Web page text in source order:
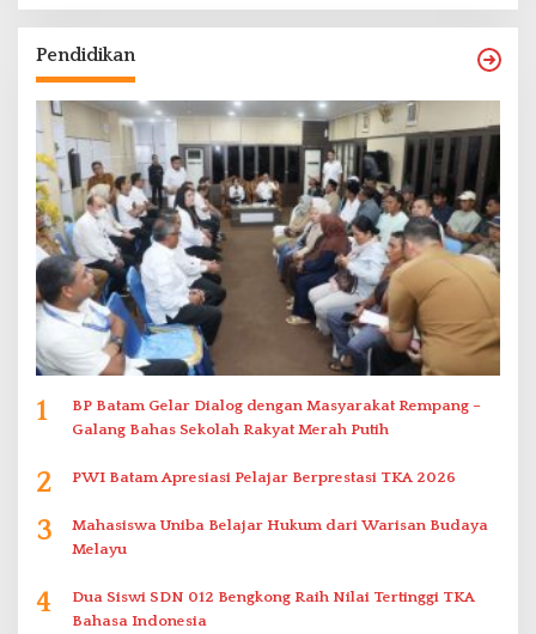
Pendidikan
1
BP Batam Gelar Dialog dengan Masyarakat Rempang –
Galang Bahas Sekolah Rakyat Merah Putih
2 PWI Batam Apresiasi Pelajar Berprestasi TKA 2026
3
Mahasiswa Uniba Belajar Hukum dari Warisan Budaya
Melayu
4
Dua Siswi SDN 012 Bengkong Raih Nilai Tertinggi TKA
Bahasa Indonesia